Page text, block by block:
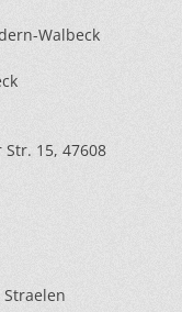
Walbeck
15, 47608